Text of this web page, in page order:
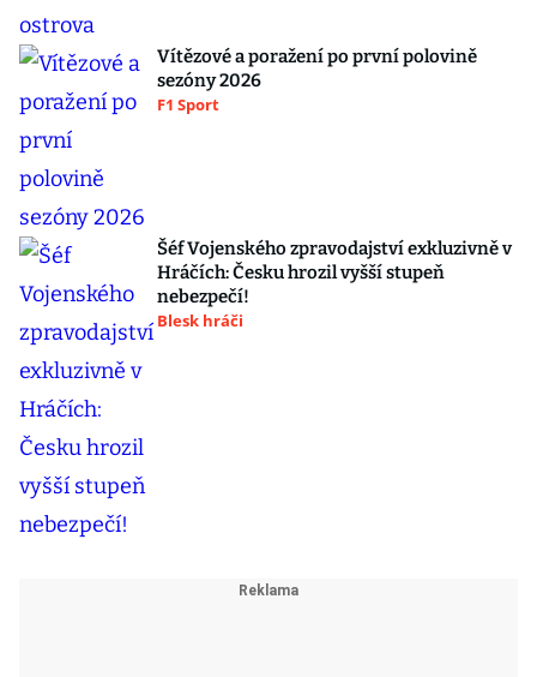
Vítězové a poražení po první polovině
sezóny 2026
F1 Sport
Šéf Vojenského zpravodajství exkluzivně v
Hráčích: Česku hrozil vyšší stupeň
nebezpečí!
Blesk hráči